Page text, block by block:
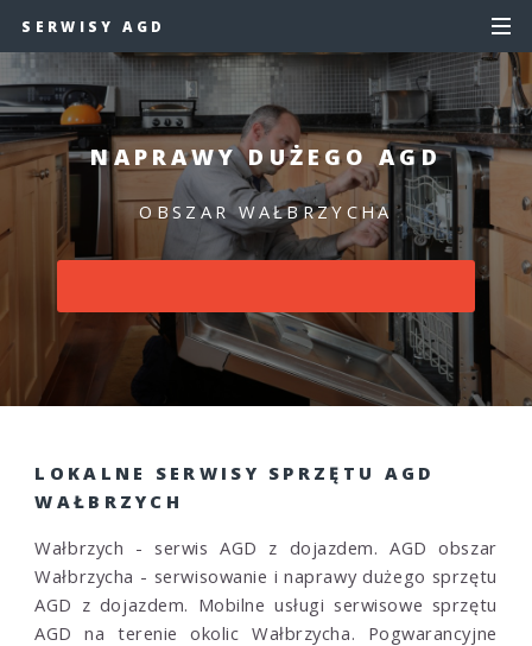
SERWISY AGD
NAPRAWY DUŻEGO AGD
OBSZAR WAŁBRZYCHA
LOKALNE SERWISY SPRZĘTU AGD
WAŁBRZYCH
Wałbrzych - serwis AGD z dojazdem. AGD obszar
Wałbrzycha - serwisowanie i naprawy dużego sprzętu
AGD z dojazdem. Mobilne usługi serwisowe sprzętu
AGD na terenie okolic Wałbrzycha. Pogwarancyjne